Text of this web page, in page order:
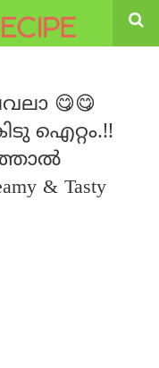
😋😋
ഐറ്റം.!!
& Tasty